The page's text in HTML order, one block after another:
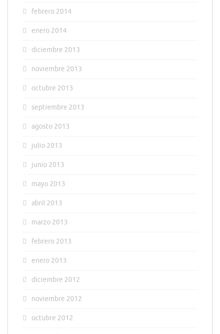
febrero 2014
enero 2014
diciembre 2013
noviembre 2013
octubre 2013
septiembre 2013
agosto 2013
julio 2013
junio 2013
mayo 2013
abril 2013
marzo 2013
febrero 2013
enero 2013
diciembre 2012
noviembre 2012
octubre 2012